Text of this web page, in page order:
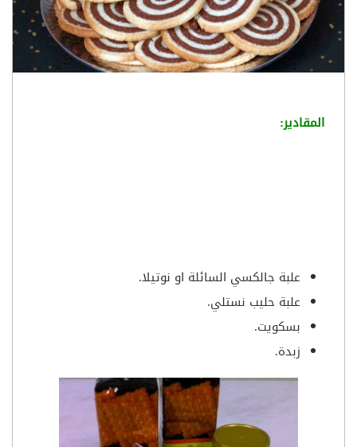
المقادير:
علبة جالكسي السائلة او نوتيلا.
علبة حليب نستلي.
بسكويت.
زبدة.